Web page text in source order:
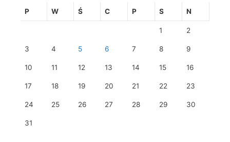
P W Ś C P S N
1 2
3 4 5 6 7 8 9
10 11 12 13 14 15 16
17 18 19 20 21 22 23
24 25 26 27 28 29 30
31